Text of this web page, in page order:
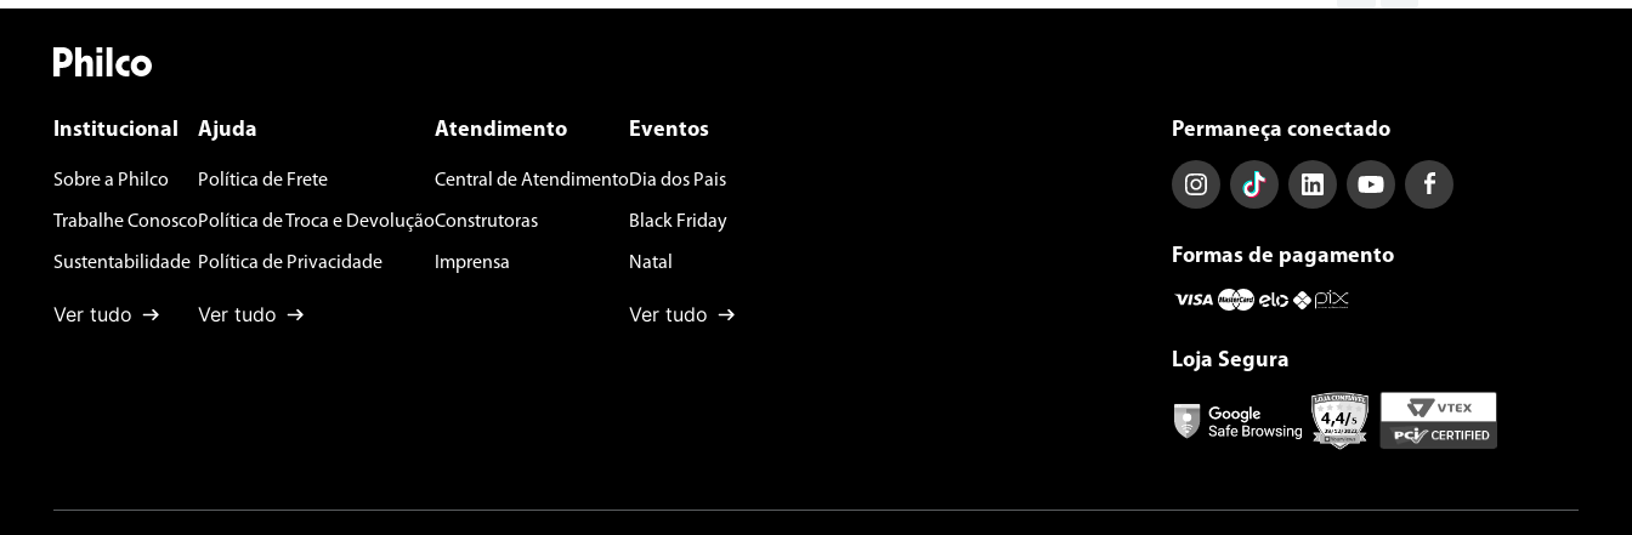
Institucional
Sobre a Philco
Trabalhe Conosco
Sustentabilidade
Ver tudo
Ajuda
Política de Frete
Política de Troca e Devolução
Política de Privacidade
Ver tudo
Atendimento
Central de Atendimento
Construtoras
Imprensa
Eventos
Dia dos Pais
Black Friday
Natal
Ver tudo
Permaneça conectado
Formas de pagamento
Loja Segura